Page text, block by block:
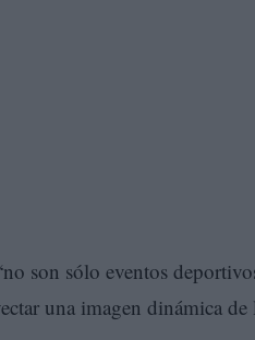
son sólo eventos
una imagen dinámica de